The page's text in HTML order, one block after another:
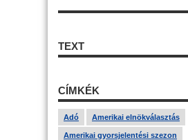
TEXT
CÍMKÉK
Adó Amerikai elnökválasztás
Amerikai gyorsjelentési szezon